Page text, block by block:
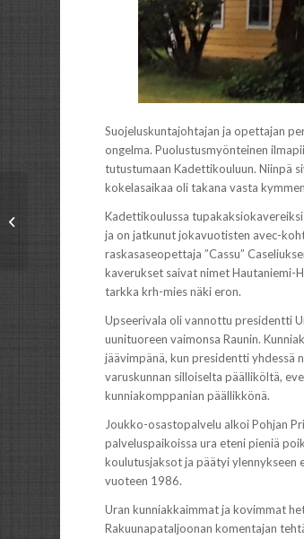
Suojeluskuntajohtajan ja opettajan
ongelma. Puolustusmyönteinen
tutustumaan Kadettikouluun. Niinpä
kokelasaikaa oli takana vasta
Kadettikoulussa
ja on jatkunut jokavuotisten avec-
raskasaseopettaja ”Cassu”
kaverukset saivat nimet Hautaniemi-
tarkka krh-mies näki eron.
Upseerivala oli vannottu presidentti
uunituoreen vaimonsa Raunin.
jäävimpänä, kun presidentti yhdessä
varuskunnan silloiselta päälliköltä,
kunniakomppanian päällikkönä.
Joukko-osastopalvelu alkoi Pohjan
palveluspaikoissa ura eteni pieniä
koulutusjaksot ja päätyi ylennykseen
vuoteen 1986.
Uran kunniakkaimmat ja kovimmat
Rakuunapataljoonan komentajan
15.9.1971-26.3.1974